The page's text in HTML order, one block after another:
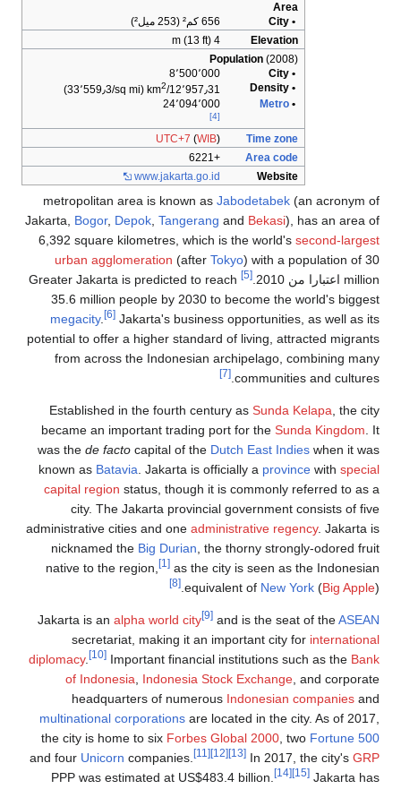
Area
• City
656 كم² (253 ميل²)
Elevation
4 m (13 ft)
Population (2008)
• City
8٬500٬000
• Density
12٬957٫31/km 2
(33٬559٫3/sq mi)
•
Metro 24٬094٬000
[4]
Time zone
UTC+7 (WIB)
Area code
+6221
Website
www.jakarta.go.id
metropolitan area is known as Jabodetabek (an acronym of
Jakarta, Bogor, Depok, Tangerang and Bekasi), has an area of
6,392 square kilometres, which is the world's second-largest
urban agglomeration (after Tokyo) with a population of 30
million اعتبارا من 2010
.
[5]
Greater Jakarta is predicted to reach
35.6 million people by 2030 to become the world's biggest
megacity. [6] Jakarta's business opportunities, as well as its
potential to offer a higher standard of living, attracted migrants
from across the Indonesian archipelago, combining many
communities and cultures.
[7]
Established in the fourth century as Sunda Kelapa, the city
became an important trading port for the Sunda Kingdom. It
was the de facto capital of the Dutch East Indies when it was
known as Batavia. Jakarta is officially a province with special
capital region status, though it is commonly referred to as a
city. The Jakarta provincial government consists of five
administrative cities and one administrative regency. Jakarta is
nicknamed the Big Durian, the thorny strongly-odored fruit
native to the region,
[1] as the city is seen as the Indonesian
equivalent of New York (Big Apple).
[8]
Jakarta is an alpha world city [9] and is the seat of theASEAN
secretariat, making it an important city for international
diplomacy. [10] Important financial institutions such as the Bank
of Indonesia, Indonesia Stock Exchange, and corporate
headquarters of numerous Indonesian companies and
multinational corporations are located in the city. As of 2017,
the city is home to six Forbes Global 2000, two Fortune 500
and four Unicorn companies. [11] [12] [13] In 2017, the city's GRP
PPP was estimated at US$483.4 billion.
[14] [15] Jakarta has